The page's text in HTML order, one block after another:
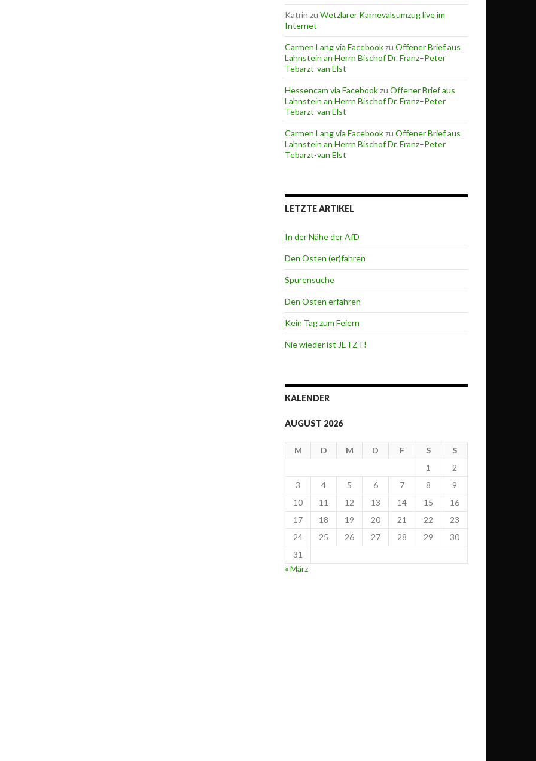
Katrin zu Wetzlarer Karnevalsumzug live im
Internet
Carmen Lang via Facebookzu Offener Brief aus
Lahnstein an Herrn Bischof Dr. Franz–Peter
Tebarzt-van Elst
Hessencam via Facebookzu Offener Brief aus
Lahnstein an Herrn Bischof Dr. Franz–Peter
Tebarzt-van Elst
Carmen Lang via Facebookzu Offener Brief aus
Lahnstein an Herrn Bischof Dr. Franz–Peter
Tebarzt-van Elst
LETZTE ARTIKEL
In der Nähe der AfD
Den Osten (er)fahren
Spurensuche
Den Osten erfahren
Kein Tag zum Feiern
Nie wieder ist JETZT!
KALENDER
AUGUST 2026
M D M D F S
S
1
2
3
4 5 6 7 8
9
10
11 12 13 14 15
16
17
18 19 20 21 22
23
24
25 26 27 28 29
30
31
« März